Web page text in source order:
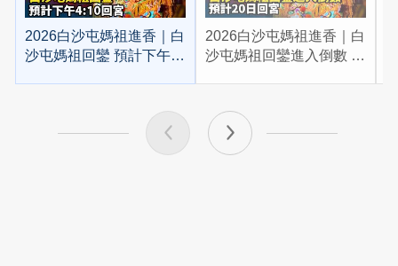
2026白沙屯媽祖進香｜白
沙屯媽祖回鑾 預計下午
2026白沙屯媽祖進香｜白
沙屯媽祖回鑾進入倒數 預